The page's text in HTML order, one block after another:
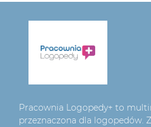
Pracownia Logopedy+ to
przeznaczona dla logopedów.